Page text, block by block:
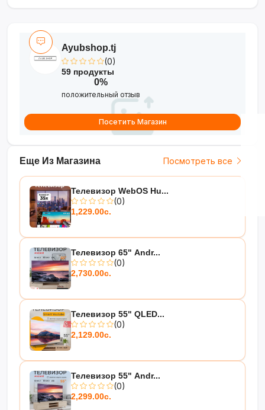
Еще Из Магазина Посмотреть все
Телевизор WebOS Hu...
(0)
1,229.00с.
Телевизор 65" Andr...
(0)
2,730.00с.
Телевизор 55" QLED...
(0)
2,129.00с.
Телевизор 55" Andr...
(0)
2,299.00с.
Ayubshop.tj
(0)
59 продукты
0%
положительный отзыв
Посетить Магазин